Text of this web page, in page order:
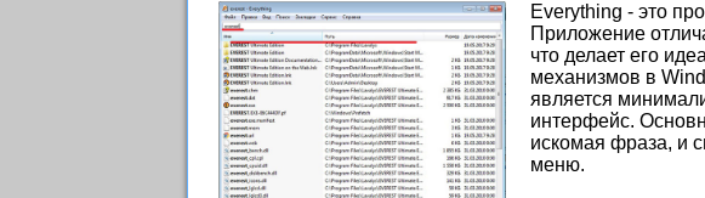
Everything - это
Приложение
что делает его
механизмов в
является
интерфейс.
искомая фраза, и
меню.